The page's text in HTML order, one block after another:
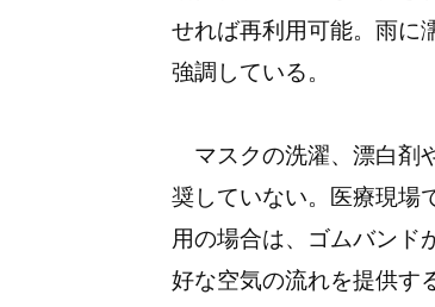
せれば再利用可能。雨に
強調している。
マスクの洗濯、漂白剤
奨していない。医療現場
用の場合は、ゴムバンド
好な空気の流れを提供す